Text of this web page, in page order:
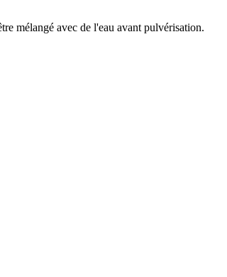
mélangé avec de l'eau avant pulvérisation.